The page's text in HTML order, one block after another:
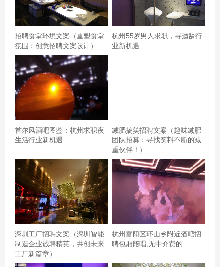
梦想的致敬。如果你渴望在话剧的舞台上绽放光彩，那
么，请把握住这次机会，让重庆成为你艺术旅程的新起
点。**重庆招聘话剧人才**，期待与你共同书写属于这座城
市的戏剧传奇。
招聘食堂环境文案（重塑食堂
氛围：创意招聘文案设计）
杭州55岁男人求职，寻适龄行
业新机遇
首尔风酒吧图鉴：杭州求职夜
生活行业新机遇
减肥搞笑招聘文案（趣味减肥
团队招募：寻找笑料不断的减
重伙伴！）
深圳工厂招聘文案（深圳智能
制造企业诚聘精英，共创未来
工厂新篇章）
杭州富阳区环山乡附近酒吧招
聘包厢陪唱,无中介费的